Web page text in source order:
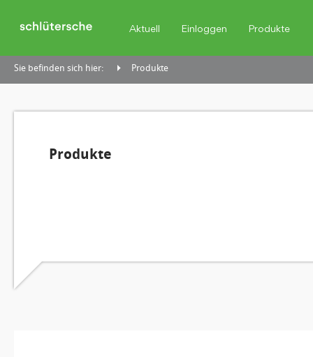
Aktuell Einloggen Produkte
Sie befinden sich hier: Produkte
Produkte